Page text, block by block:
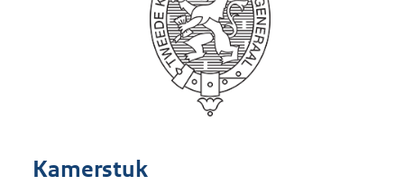
Kamerstuk